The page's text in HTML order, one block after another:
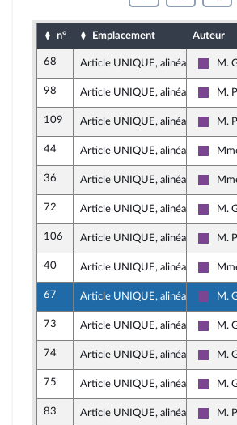
n° Emplacement Auteur
68 Article UNIQUE, alinéa 3 M.
98 Article UNIQUE, alinéa 3 M.
109 Article UNIQUE, alinéa 3 M.
44 Article UNIQUE, alinéa 3
36 Article UNIQUE, alinéa 3
72 Article UNIQUE, alinéa 3 M.
106 Article UNIQUE, alinéa 3 M.
40 Article UNIQUE, alinéa 3
67 Article UNIQUE, alinéa 3 M.
73 Article UNIQUE, alinéa 3 M.
74 Article UNIQUE, alinéa 3 M.
75 Article UNIQUE, alinéa 3 M.
83 Article UNIQUE, alinéa 3 M.